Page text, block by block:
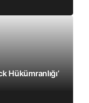
Hükümranlığı’